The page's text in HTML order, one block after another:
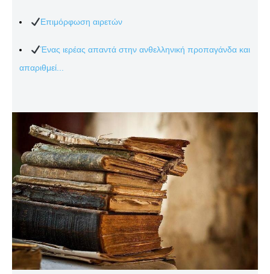
Επιμόρφωση αιρετών
Ένας ιερέας απαντά στην ανθελληνική προπαγάνδα και
απαριθμεί...